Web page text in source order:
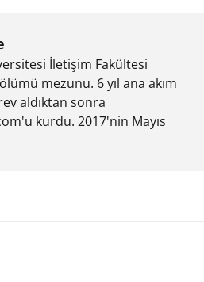
İletişim Fakültesi
mezunu. 6 yıl ana akım
aldıktan sonra
kurdu. 2017'nin Mayıs
bilfiil kripto para